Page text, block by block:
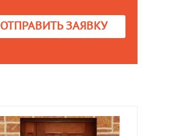
ОТПРАВИТЬ ЗАЯВКУ